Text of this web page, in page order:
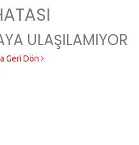
ULAŞILAMIYOR
Geri Dön